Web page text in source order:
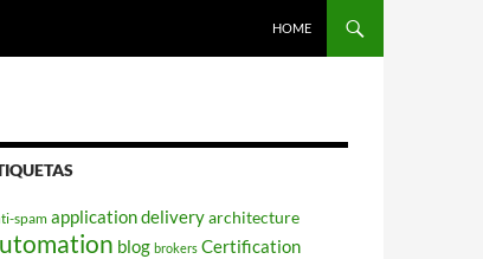
HOME
spamapplication deliveryarchitecture
blog brokers Certification